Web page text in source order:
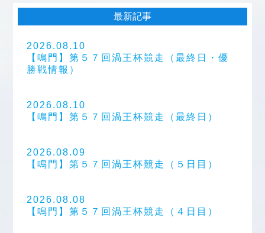
最新記事
2026.08.10
【鳴門】第５７回渦王杯競走（最終日・優
勝戦情報）
2026.08.10
【鳴門】第５７回渦王杯競走（最終日）
2026.08.09
【鳴門】第５７回渦王杯競走（５日目）
2026.08.08
【鳴門】第５７回渦王杯競走（４日目）